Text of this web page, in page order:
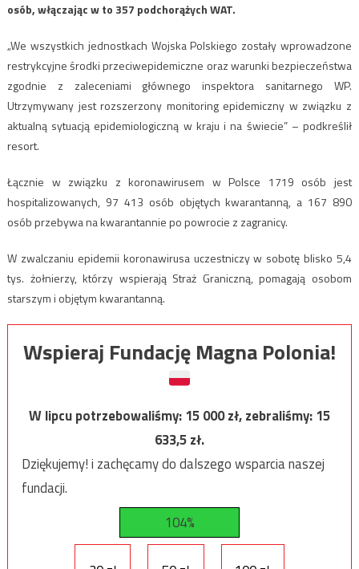
osób, włączając w to 357 podchorążych WAT.
„We wszystkich jednostkach Wojska Polskiego zostały wprowadzone
restrykcyjne środki przeciwepidemiczne oraz warunki bezpieczeństwa
zgodnie z zaleceniami głównego inspektora sanitarnego WP.
Utrzymywany jest rozszerzony monitoring epidemiczny w związku z
aktualną sytuacją epidemiologiczną w kraju i na świecie” – podkreślił
resort.
Łącznie w związku z koronawirusem w Polsce 1719 osób jest
hospitalizowanych, 97 413 osób objętych kwarantanną, a 167 890
osób przebywa na kwarantannie po powrocie z zagranicy.
W zwalczaniu epidemii koronawirusa uczestniczy w sobotę blisko 5,4
tys. żołnierzy, którzy wspierają Straż Graniczną, pomagają osobom
starszym i objętym kwarantanną.
Wspieraj Fundację Magna Polonia!
W lipcu potrzebowaliśmy:15 000zł, zebraliśmy:15
633,5zł.
Dziękujemy! i zachęcamy do dalszego wsparcia naszej
fundacji.
104%